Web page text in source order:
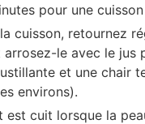
pour une
cuisson, retournez
arrosez-le avec le jus
et une chair
environs).
est cuit lorsque la